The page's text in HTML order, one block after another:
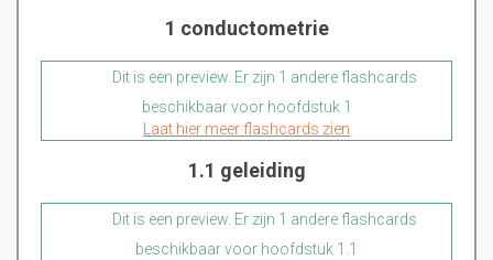
1 conductometrie
Dit is een preview. Er zijn 1 andere flashcards
beschikbaar voor hoofdstuk 1
Laat hier meer flashcards zien
1.1 geleiding
Dit is een preview. Er zijn 1 andere flashcards
beschikbaar voor hoofdstuk 1.1